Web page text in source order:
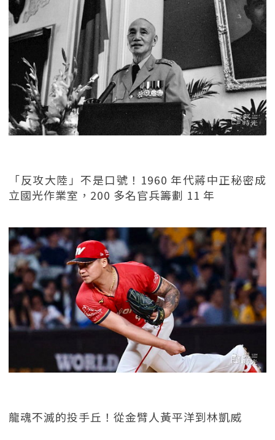
「反攻大陸」不是口號！1960 年代蔣中正秘密成
立國光作業室，200 多名官兵籌劃 11 年
龍魂不滅的投手丘！從金臂人黃平洋到林凱威